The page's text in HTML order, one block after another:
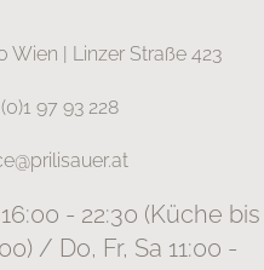
Wien | Linzer Straße 423
(0)1 97 93 228
- 22:30 (Küche bis
/ Do, Fr, Sa 11:00 -